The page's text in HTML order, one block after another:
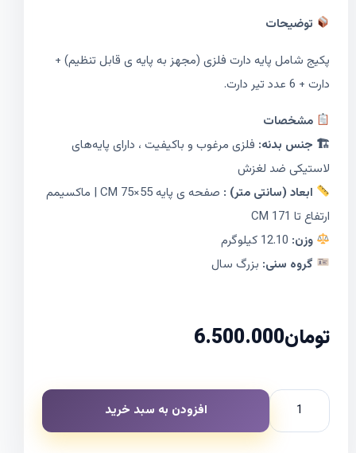
توضیحات
پکیج شامل پایه دارت فلزی (مجهز به پایه ی قابل تنظیم) +
دارت + 6 عدد تیر دارت.
مشخصات
🏗 جنس بدنه: فلزی مرغوب و باکیفیت ، دارای پایه‌های
لاستیکی ضد لغزش
ابعاد (سانتی متر) :
صفحه ی پایه 55×75 CM | ماکسیمم
ارتفاع تا 171 CM
وزن:
گروه سنی: بزرگ سال
تومان6.500.000
افزودن به سبد خرید